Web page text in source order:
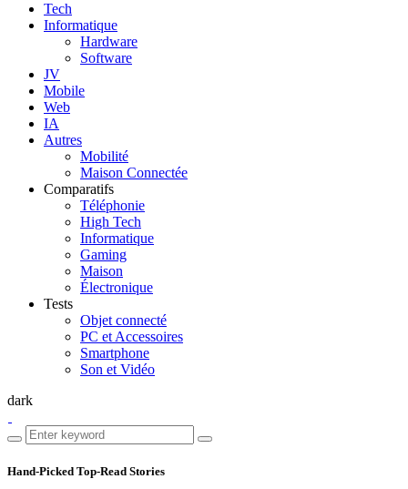
Tech
Informatique
Hardware
Software
JV
Mobile
Web
IA
Autres
Mobilité
Maison Connectée
Comparatifs
Téléphonie
High Tech
Informatique
Gaming
Maison
Électronique
Tests
Objet connecté
PC et Accessoires
Smartphone
Son et Vidéo
dark
Hand-Picked Top-Read Stories